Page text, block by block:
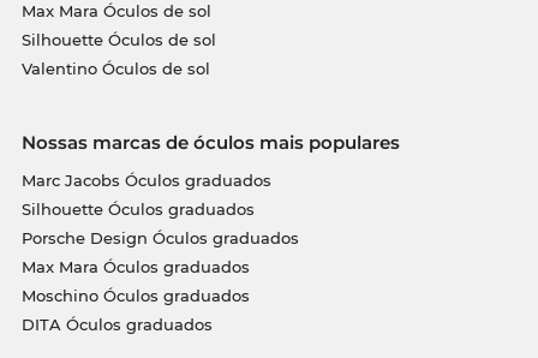
Max Mara Óculos de sol
Silhouette Óculos de sol
Valentino Óculos de sol
Nossas marcas de óculos mais populares
Marc Jacobs Óculos graduados
Silhouette Óculos graduados
Porsche Design Óculos graduados
Max Mara Óculos graduados
Moschino Óculos graduados
DITA Óculos graduados